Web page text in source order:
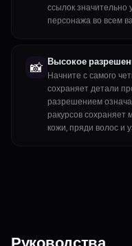
ссылок значительно
персонажа во всем
📸 Высокое
Начните с самого
сохраняет детали
разрешением
ракурсов сохраняет
кожи, пряди волос и